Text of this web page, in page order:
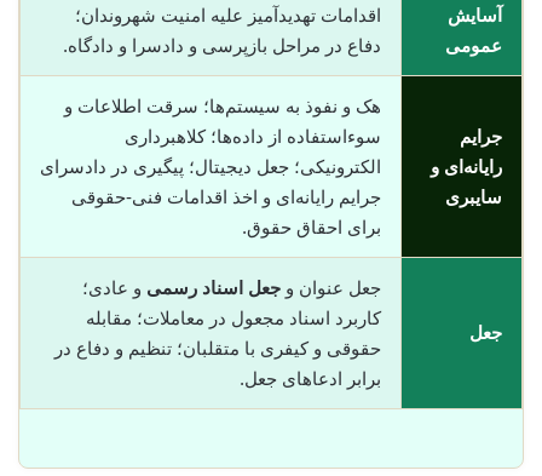
آسایش
عمومی
اقدامات تهدیدآمیز علیه امنیت شهروندان؛
دفاع در مراحل بازپرسی و دادسرا و دادگاه.
جرایم
رایانه‌ای و
سایبری
هک و نفوذ به سیستم‌ها؛ سرقت اطلاعات و
سوء‌استفاده از داده‌ها؛ کلاهبرداری
الکترونیکی؛ جعل دیجیتال؛ پیگیری در دادسرای
جرایم رایانه‌ای و اخذ اقدامات فنی-حقوقی
برای احقاق حقوق.
جعل
جعل عنوان و جعل اسناد رسمی و عادی؛
کاربرد اسناد مجعول در معاملات؛ مقابله
حقوقی و کیفری با متقلبان؛ تنظیم و دفاع در
برابر ادعاهای جعل.